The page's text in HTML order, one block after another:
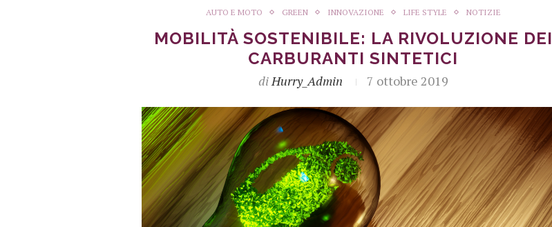
AUTO E MOTO GREEN INNOVAZIONE LIFE STYLE NOTIZIE
MOBILITÀ SOSTENIBILE: LA RIVOLUZIONE DEI
CARBURANTI SINTETICI
diHurry_Admin 7 ottobre 2019